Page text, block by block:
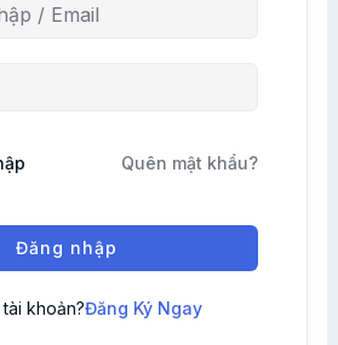
Quên mật khẩu?
Đăng nhập
khoản?Đăng Ký Ngay